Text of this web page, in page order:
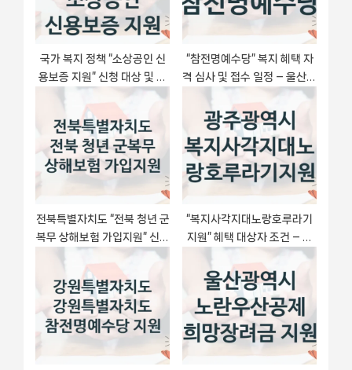
t
:
국가 복지 정책 “소상공인 신
용보증 지원” 신청 대상 및 자
격 조건 – 서울신용보증재단
“참전명예수당” 복지 혜택 자
격 심사 및 접수 일정 – 울산광
역시 지원 정책
전북특별자치도 “전북 청년 군
복무 상해보험 가입지원” 신청
필수 정보 – 접수 마감일과 신
청 절차
“복지사각지대노랑호루라기
지원” 혜택 대상자 조건 – 광
주광역시 복지정책 요건 및 혜
택 안내